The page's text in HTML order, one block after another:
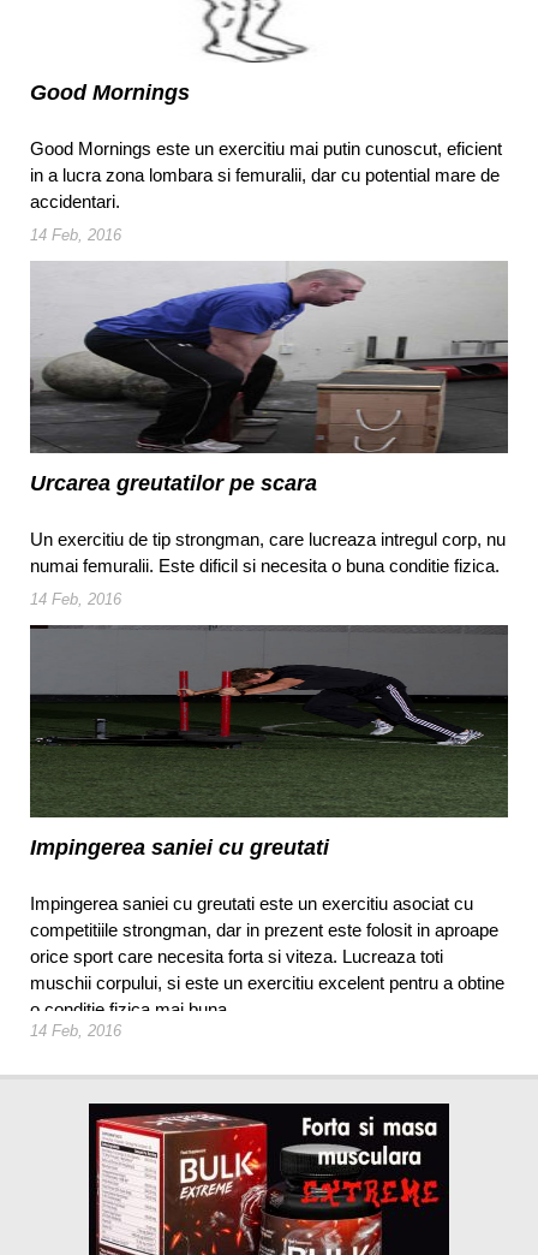
Good Mornings
Good Mornings este un exercitiu mai putin cunoscut, eficient
in a lucra zona lombara si femuralii, dar cu potential mare de
accidentari.
14 Feb, 2016
Urcarea greutatilor pe scara
Un exercitiu de tip strongman, care lucreaza intregul corp, nu
numai femuralii. Este dificil si necesita o buna conditie fizica.
14 Feb, 2016
Impingerea saniei cu greutati
Impingerea saniei cu greutati este un exercitiu asociat cu
competitiile strongman, dar in prezent este folosit in aproape
orice sport care necesita forta si viteza. Lucreaza toti
muschii corpului, si este un exercitiu excelent pentru a obtine
o conditie fizica mai buna.
14 Feb, 2016